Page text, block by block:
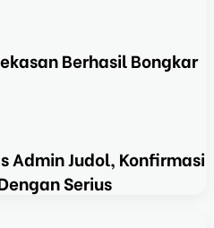
Berhasil Bongkar
Admin Judol, Konfirmasi
Serius